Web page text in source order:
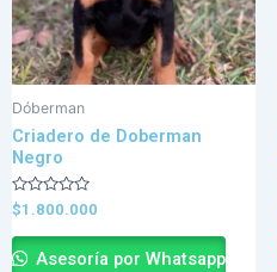
Dóberman
Criadero de Doberman
Negro
Valorado
en
0
de
5
$1.800.000
Asesoría por Whatsapp